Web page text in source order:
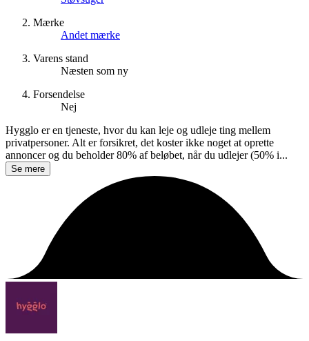
Mærke
Andet mærke
Varens stand
Næsten som ny
Forsendelse
Nej
Hygglo er en tjeneste, hvor du kan leje og udleje ting mellem
privatpersoner. Alt er forsikret, det koster ikke noget at oprette
annoncer og du beholder 80% af beløbet, når du udlejer (50% i...
Se mere